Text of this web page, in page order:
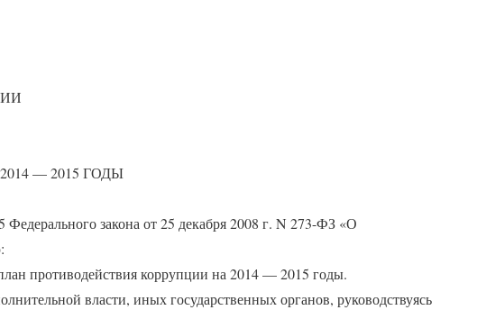
— 2015 ГОДЫ
Федерального закона от 25 декабря 2008 г. N 273-ФЗ «О
противодействия коррупции на 2014 — 2015 годы.
власти, иных государственных органов, руководствуясь